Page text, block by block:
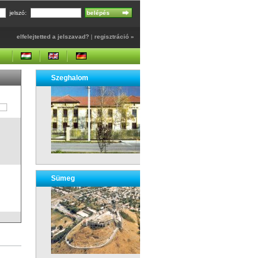
jelszó:
elfelejtetted a jelszavad? | regisztráció »
Szeghalom
Sümeg